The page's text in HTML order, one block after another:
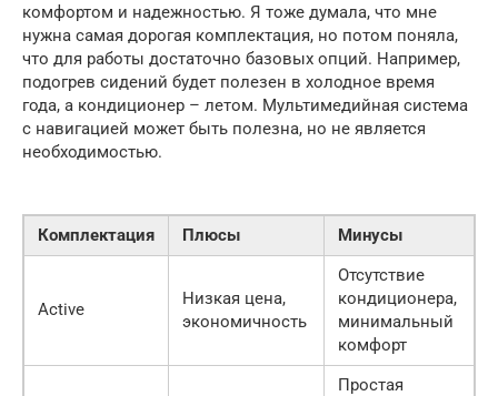
комфортом и надежностью. Я тоже думала, что мне
нужна самая дорогая комплектация, но потом поняла,
что для работы достаточно базовых опций. Например,
подогрев сидений будет полезен в холодное время
года, а кондиционер – летом. Мультимедийная система
с навигацией может быть полезна, но не является
необходимостью.
Комплектация Плюсы Минусы
Active
Низкая цена,
экономичность
Отсутствие
кондиционера,
минимальный
комфорт
Простая